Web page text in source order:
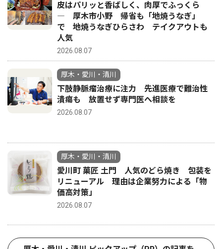
皮はパリッと香ばしく、肉厚でふっくら
― 厚木市小野 帰省も「地焼うなぎ」
で 地焼うなぎひらさわ テイクアウトも
人気
2026.08.07
厚木・愛川・清川
下肢静脈瘤治療に注力 先進医療で難治性
潰瘍も 放置せず専門医へ相談を
2026.08.07
厚木・愛川・清川
愛川町 菓匠 土門 人気のどら焼き 包装を
リニューアル 理由は企業努力による「物
価高対策」
2026.08.07